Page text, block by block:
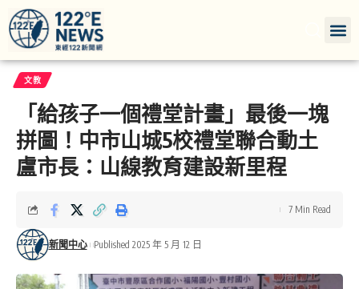
文教
「給孩子一個禮堂計畫」最後一塊
拼圖！中市山城5校禮堂聯合動土
盧市長：山線教育建設新里程
新聞中心 Published 2025 年 5 月 12 日
7 Min Read